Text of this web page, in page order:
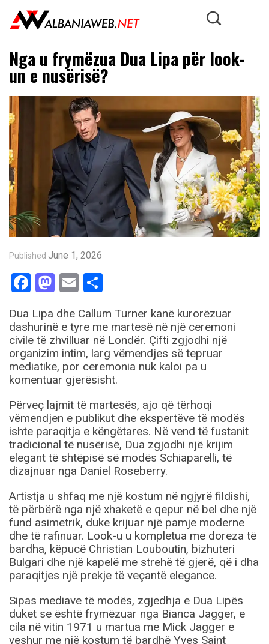
Nga u frymëzua Dua Lipa për look-
un e nusërisë?
Published June 1, 2026
Facebook
Mastodon
Email
Dua Lipa dhe Callum Turner kanë kurorëzuar
dashurinë e tyre me martesë në një ceremoni
civile të zhvilluar në Londër. Çifti zgjodhi një
organizim intim, larg vëmendjes së tepruar
mediatike, por ceremonia nuk kaloi pa u
komentuar gjerësisht.
Përveç lajmit të martesës, ajo që tërhoqi
vëmendjen e publikut dhe ekspertëve të modës
ishte paraqitja e këngëtares. Në vend të fustanit
tradicional të nusërisë, Dua zgjodhi një krijim
elegant të shtëpisë së modës Schiaparelli, të
dizajnuar nga Daniel Roseberry.
Artistja u shfaq me një kostum në ngjyrë fildishi,
të përbërë nga një xhaketë e qepur në bel dhe një
fund asimetrik, duke krijuar një pamje moderne
dhe të rafinuar. Look-u u kompletua me doreza të
bardha, këpucë Christian Louboutin, bizhuteri
Bulgari dhe një kapelë me strehë të gjerë, që i dha
paraqitjes një prekje të veçantë elegance.
Sipas mediave të modës, zgjedhja e Dua Lipës
duket se është frymëzuar nga Bianca Jagger, e
cila në vitin 1971 u martua me Mick Jagger e
veshur me një kostum të bardhë Yves Saint